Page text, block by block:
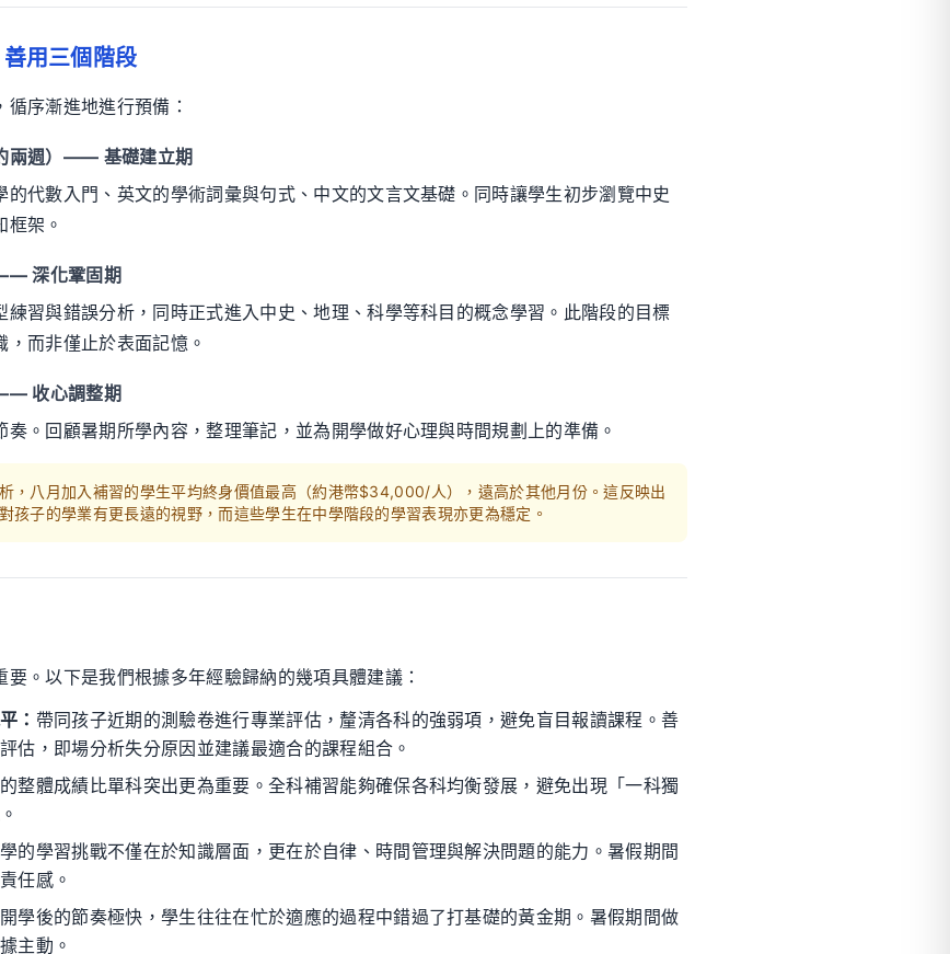
用三個階段
序漸進地進行預備：
兩週）—— 基礎建立期
代數入門、英文的學術詞彙與句式、中文的文言文基礎。同時讓學生初步瀏覽中史
架。
深化鞏固期
習與錯誤分析，同時正式進入中史、地理、科學等科目的概念學習。此階段的目標
而非僅止於表面記憶。
收心調整期
。回顧暑期所學內容，整理筆記，並為開學做好心理與時間規劃上的準備。
，八月加入補習的學生平均終身價值最高（約港幣$34,000/人），遠高於其他月份。這反映出
孩子的學業有更長遠的視野，而這些學生在中學階段的學習表現亦更為穩定。
。以下是我們根據多年經驗歸納的幾項具體建議：
： 帶同孩子近期的測驗卷進行專業評估，釐清各科的強弱項，避免盲目報讀課程。善
估，即場分析失分原因並建議最適合的課程組合。
整體成績比單科突出更為重要。全科補習能夠確保各科均衡發展，避免出現「一科獨
的學習挑戰不僅在於知識層面，更在於自律、時間管理與解決問題的能力。暑假期間
任感。
學後的節奏極快，學生往往在忙於適應的過程中錯過了打基礎的黃金期。暑假期間做
主動。